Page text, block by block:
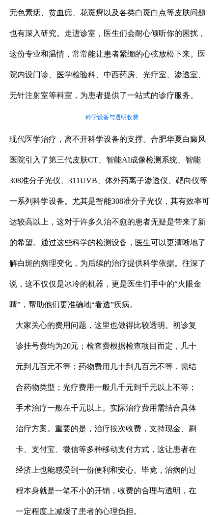
无色素痣、贫血痣、花斑癣以及各类白斑白点等皮肤问题
也有深入研究。走进诊室，医生们会耐心倾听你的困扰，
这份专业和温情，常常能让患者紧绷的心弦放松下来。医
院内设门诊、医学检验科、中西药房、光疗室、渗透室、
无针注射室等科室，为患者提供了一站式的诊疗服务。
科学设备与透明收费
现代医学治疗，离不开科学设备的支撑。合肥华夏白癜风
医院引入了第三代皮肤CT、智能AI成像检测系统、智能
308准分子光仪、311UVB、体外药离子渗透仪、靶向仪等
一系列科学设备。尤其是智能308准分子光仪，其有效率可
达较高以上，这对于许多久治不愈的患者无疑是带来了新
的希望。通过这些科学的检测设备，医生可以更清晰地了
解白斑的病理变化，为后续的治疗提供科学依据。往深了
说，这不仅仅是冰冷的机器，更是医生们手中的“火眼金
睛”，帮助他们更准确地“看透”疾病。
大家关心的费用问题，这里也做得比较透明。初诊复
诊挂号费均为20元；检查费根据检查项目而定，几十
元到几百元不等；药物费用几十到几百元不等，需结
合药物类型；光疗费用一般几千元到千元以上不等；
手术治疗一般在千元以上。实际治疗费用需结合具体
治疗方案。重要的是，治疗按次收费，支持现金、刷
卡、支付宝、微信等多种移动支付方式，这让患者在
经济上也能感受到一份便利和安心。毕竟，治病的过
程本身就是一笔不小的开销，收费的合理与透明，在
一定程度上减缓了患者的心理负担。